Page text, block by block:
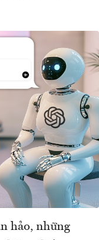
hảo, những